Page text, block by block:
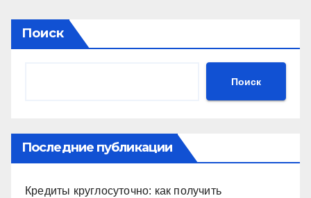
Поиск
Поиск
Последние публикации
Кредиты круглосуточно: как получить